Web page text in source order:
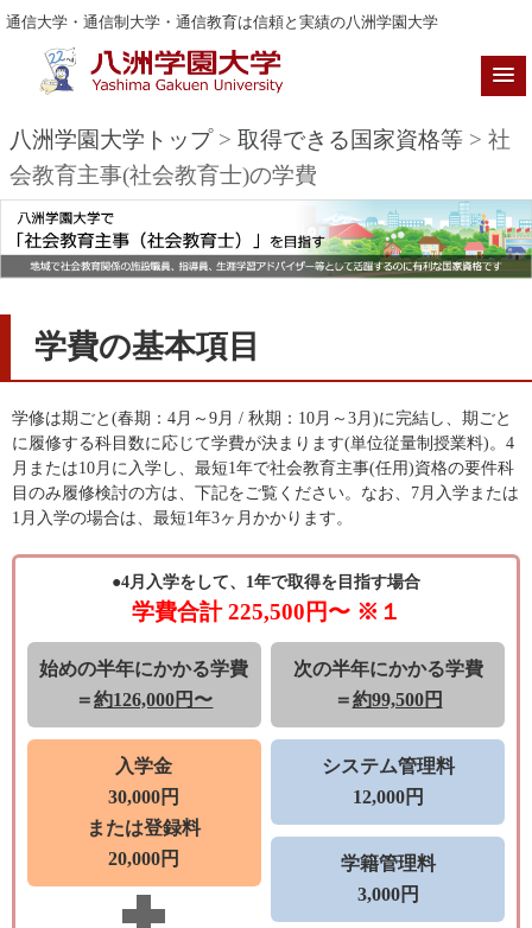
通信大学・通信制大学・通信教育は信頼と実績の八洲学園大学
八洲学園大学トップ> 取得できる国家資格等 > 社
会教育主事(社会教育士)の学費
学費の基本項目
学修は期ごと(春期：4月～9月 / 秋期：10月～3月)に完結し、期ごと
に履修する科目数に応じて学費が決まります(単位従量制授業料)。4
月または10月に入学し、最短1年で社会教育主事(任用)資格の要件科
目のみ履修検討の方は、下記をご覧ください。なお、7月入学または
1月入学の場合は、最短1年3ヶ月かかります。
●4月入学をして、1年で取得を目指す場合
学費合計 225,500円〜 ※１
始めの半年にかかる学費
＝約126,000円〜
入学金
30,000円
または登録料
20,000円
次の半年にかかる学費
＝約99,500円
システム管理料
12,000円
学籍管理料
3,000円